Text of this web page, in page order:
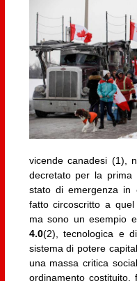
vicende canadesi (1),
decretato per la
stato di emergenza in
fatto circoscritto a
ma sono un esempio
4.0(2), tecnologica e
sistema di potere
una massa critica
ordinamento costituito,